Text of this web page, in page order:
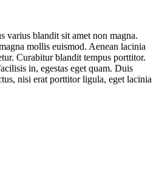
varius blandit sit amet non magna.
mollis euismod. Aenean lacinia
Curabitur blandit tempus porttitor.
in, egestas eget quam. Duis
nisi erat porttitor ligula, eget lacinia